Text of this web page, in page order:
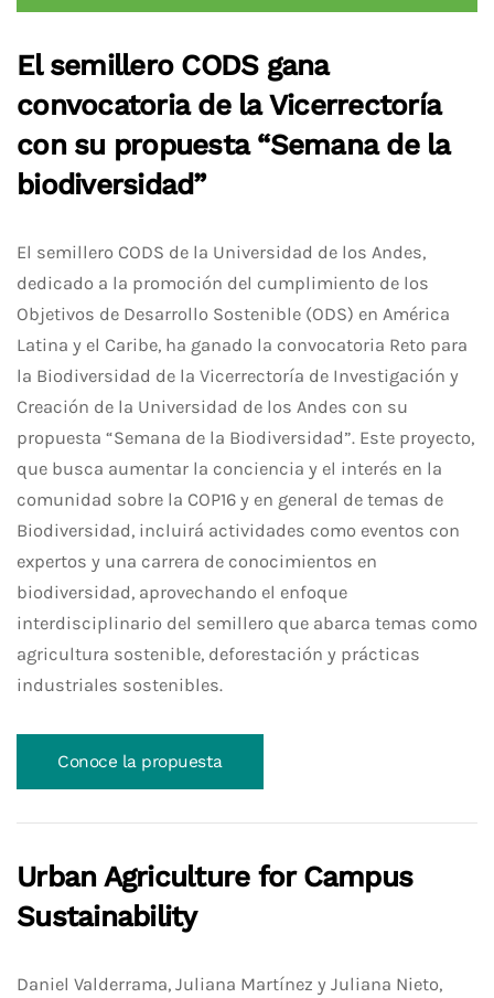
El semillero CODS gana
convocatoria de la Vicerrectoría
con su propuesta “Semana de la
biodiversidad”
El semillero CODS de la Universidad de los Andes,
dedicado a la promoción del cumplimiento de los
Objetivos de Desarrollo Sostenible (ODS) en América
Latina y el Caribe, ha ganado la convocatoria Reto para
la Biodiversidad de la Vicerrectoría de Investigación y
Creación de la Universidad de los Andes con su
propuesta “Semana de la Biodiversidad”. Este proyecto,
que busca aumentar la conciencia y el interés en la
comunidad sobre la COP16 y en general de temas de
Biodiversidad, incluirá actividades como eventos con
expertos y una carrera de conocimientos en
biodiversidad, aprovechando el enfoque
interdisciplinario del semillero que abarca temas como
agricultura sostenible, deforestación y prácticas
industriales sostenibles.
Conoce la propuesta
Urban Agriculture for Campus
Sustainability
Daniel Valderrama, Juliana Martínez y Juliana Nieto,